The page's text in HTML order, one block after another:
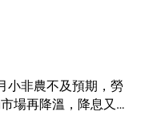
小非農不及預期，勞
場再降溫，降息又邁